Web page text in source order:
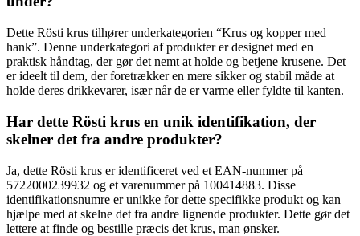
Dette Rösti krus tilhører underkategorien “Krus og kopper med
hank”. Denne underkategori af produkter er designet med en
praktisk håndtag, der gør det nemt at holde og betjene krusene. Det
er ideelt til dem, der foretrækker en mere sikker og stabil måde at
holde deres drikkevarer, især når de er varme eller fyldte til kanten.
Har dette Rösti krus en unik identifikation, der
skelner det fra andre produkter?
Ja, dette Rösti krus er identificeret ved et EAN-nummer på
5722000239932 og et varenummer på 100414883. Disse
identifikationsnumre er unikke for dette specifikke produkt og kan
hjælpe med at skelne det fra andre lignende produkter. Dette gør det
lettere at finde og bestille præcis det krus, man ønsker.